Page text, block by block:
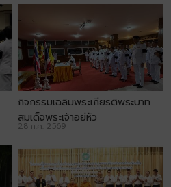
กิจกรรมเฉลิมพระเกียรติพระบาท
สมเด็จพระเจ้าอยู่หัว
28 ก.ค. 2569